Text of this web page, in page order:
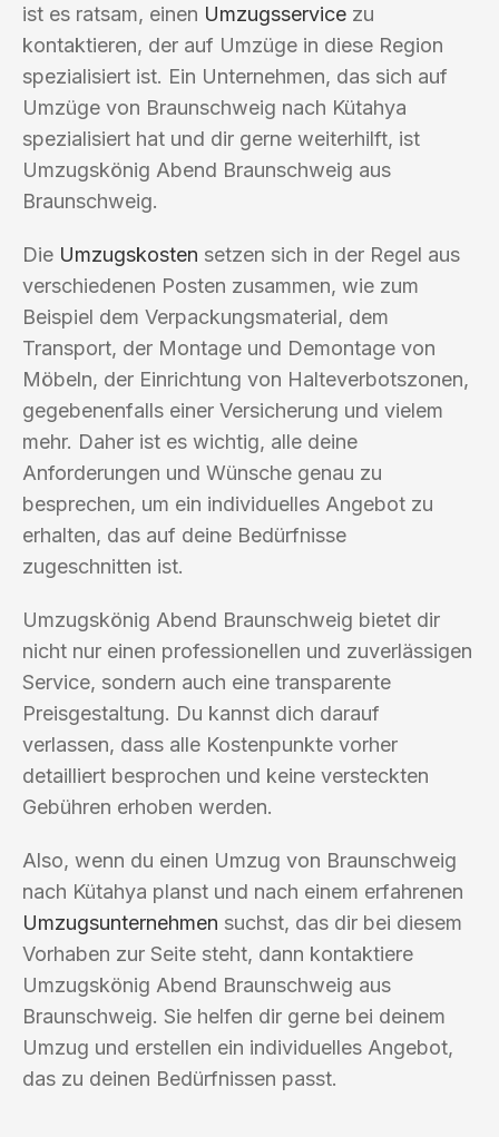
ist es ratsam, einen Umzugsservice zu
kontaktieren, der auf Umzüge in diese Region
spezialisiert ist. Ein Unternehmen, das sich auf
Umzüge von Braunschweig nach Kütahya
spezialisiert hat und dir gerne weiterhilft, ist
Umzugskönig Abend Braunschweig aus
Braunschweig.
Die Umzugskosten setzen sich in der Regel aus
verschiedenen Posten zusammen, wie zum
Beispiel dem Verpackungsmaterial, dem
Transport, der Montage und Demontage von
Möbeln, der Einrichtung von Halteverbotszonen,
gegebenenfalls einer Versicherung und vielem
mehr. Daher ist es wichtig, alle deine
Anforderungen und Wünsche genau zu
besprechen, um ein individuelles Angebot zu
erhalten, das auf deine Bedürfnisse
zugeschnitten ist.
Umzugskönig Abend Braunschweig bietet dir
nicht nur einen professionellen und zuverlässigen
Service, sondern auch eine transparente
Preisgestaltung. Du kannst dich darauf
verlassen, dass alle Kostenpunkte vorher
detailliert besprochen und keine versteckten
Gebühren erhoben werden.
Also, wenn du einen Umzug von Braunschweig
nach Kütahya planst und nach einem erfahrenen
Umzugsunternehmen suchst, das dir bei diesem
Vorhaben zur Seite steht, dann kontaktiere
Umzugskönig Abend Braunschweig aus
Braunschweig. Sie helfen dir gerne bei deinem
Umzug und erstellen ein individuelles Angebot,
das zu deinen Bedürfnissen passt.